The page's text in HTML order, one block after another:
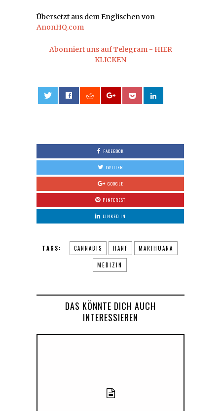
Übersetzt aus dem Englischen von
AnonHQ.com
Abonniert uns auf Telegram - HIER
KLICKEN
FACEBOOK
TWITTER
GOOGLE
PINTEREST
LINKED IN
TAGS: CANNABIS HANF MARIHUANA
MEDIZIN
DAS KÖNNTE DICH AUCH
INTERESSIEREN